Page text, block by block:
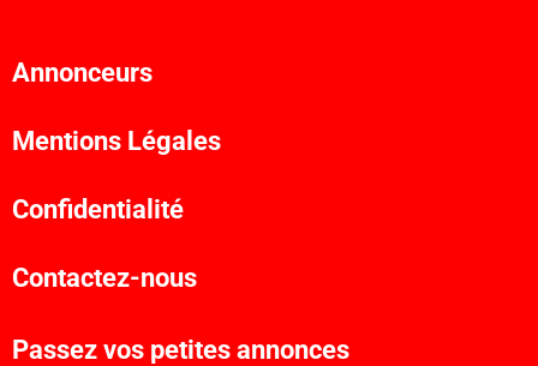
Annonceurs
Mentions Légales
Confidentialité
Contactez-nous
Passez vos petites annonces